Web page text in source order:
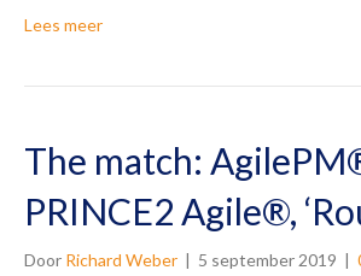
Lees meer
The match:
PRINCE2 Agile®,
Door Richard Weber | 5 september 2019 |